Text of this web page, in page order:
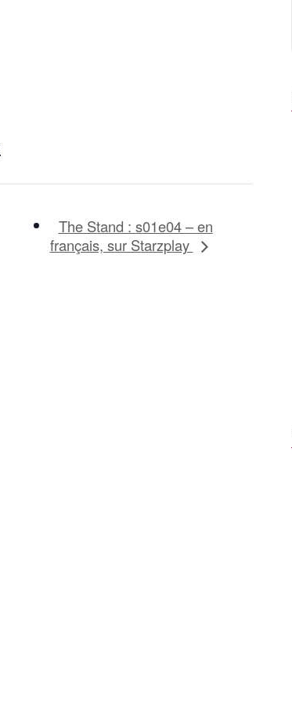
The Stand : s01e04 – en
français, sur Starzplay